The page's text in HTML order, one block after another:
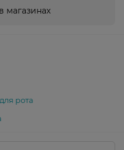
магазинах
рота